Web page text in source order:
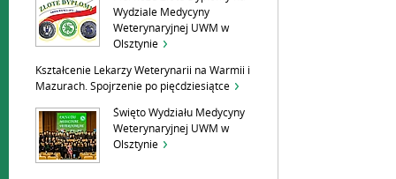
Wydziale Medycyny
Weterynaryjnej UWM w
Olsztynie
Kształcenie Lekarzy Weterynarii na Warmii i
Mazurach. Spojrzenie po pięćdziesiątce
Święto Wydziału Medycyny
Weterynaryjnej UWM w
Olsztynie